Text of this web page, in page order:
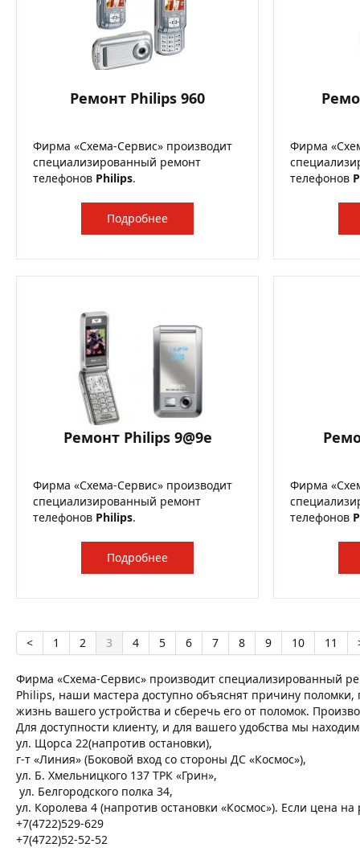
Ремонт Philips 960
Фирма «Схема-Сервис» производит
специализированный ремонт
телефонов Philips.
Подробнее
Фирма
телефонов
Ремонт Philips 9@9e
Фирма «Схема-Сервис» производит
специализированный ремонт
телефонов Philips.
Подробнее
Фирма
телефонов
< 1 2 3 4 5 6 7 8 9 10 11
Фирма «Схема-Сервис» производит специализированный
Philips, наши мастера доступно объяснят причину поломки,
жизнь вашего устройства и сберечь его от поломок.
Для доступности клиенту, и для вашего удобства мы
ул. Щорса 22(напротив остановки),
г-т «Линия» (Боковой вход со стороны ДС «Космос»),
ул. Б. Хмельницкого 137 ТРК «Грин»,
ул. Белгородского полка 34,
ул. Королева 4 (напротив остановки «Космос»). Если цена
+7(4722)529-629
+7(4722)52-52-52